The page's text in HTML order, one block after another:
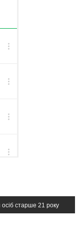
старше 21 року